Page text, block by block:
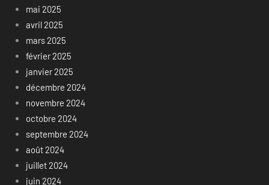
mai 2025
avril 2025
mars 2025
février 2025
janvier 2025
décembre 2024
novembre 2024
octobre 2024
septembre 2024
août 2024
juillet 2024
juin 2024